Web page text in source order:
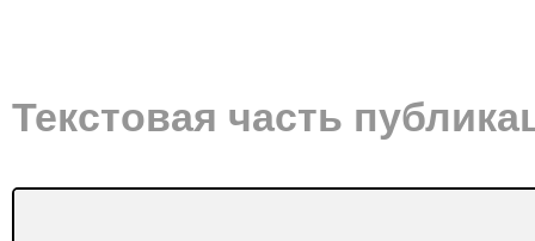
Текстовая часть